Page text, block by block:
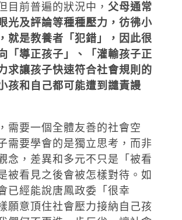
目前普遍的狀況中， 父母通常
光及評論等種種壓力，彷彿小
就是教養者「犯錯」，因此很
「導正孩子」、「灌輸孩子正
求讓孩子快速符合社會規則的
孩和自己都可能遭到譴責謾
需要一個全體友善的社會空
需要學會的是獨立思考，而非
念，差異和多元不只是「被看
被看見之後會被怎樣對待。如
已經能說唐鳳政委「很幸
願意頂住社會壓力接納自己孩